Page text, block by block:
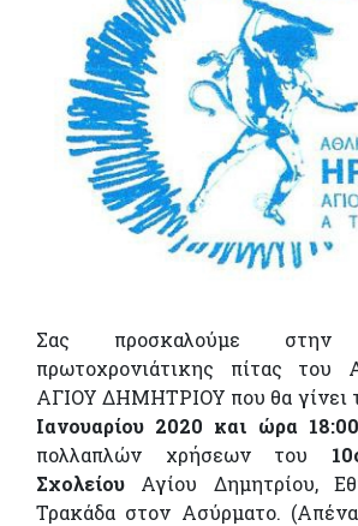
Σας προσκαλούμε
πρωτοχρονιάτικης πίτας
ΑΓΙΟΥ ΔΗΜΗΤΡΙΟΥ που θα γίνει
Ιανουαρίου 2020 και ώρα 18:00
πολλαπλών χρήσεων του
Σχολείου Αγίου Δημητρίου,
Τρακάδα στον Ασύρματο.